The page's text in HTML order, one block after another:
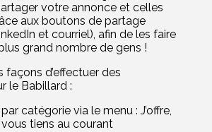
votre annonce et celles
aux boutons de partage
et courriel), afin de les faire
grand nombre de gens !
façons d’effectuer des
le Babillard :
catégorie via le menu : J’offre,
vous tiens au courant